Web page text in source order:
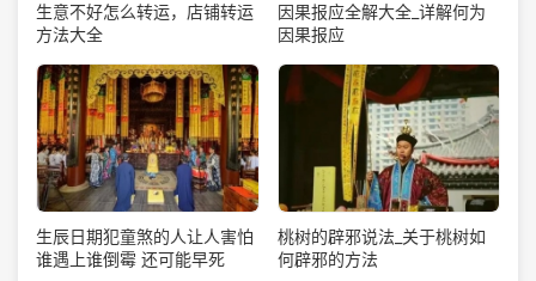
生意不好怎么转运，店铺转运
方法大全
因果报应全解大全_详解何为
因果报应
生辰日期犯童煞的人让人害怕
谁遇上谁倒霉 还可能早死
桃树的辟邪说法_关于桃树如
何辟邪的方法